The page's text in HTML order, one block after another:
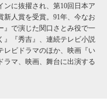
ンに抜擢され、第10回日本ア
新人賞を受賞。91年、今なお
』で演じた関口さとみ役で一
』『秀吉』、連続テレビ小説
レビドラマのほか、映画『い
ラマ、映画、舞台に出演する